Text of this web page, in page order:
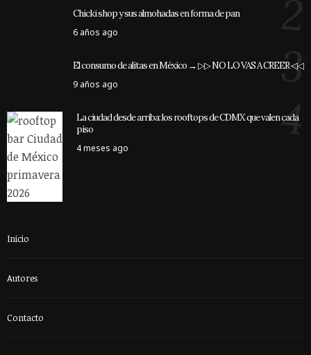
Chicki shop y sus almohadas en forma de pan
6 años ago
El consumo de alitas en México → ▷▷ NO LO VAS A CREER ◁◁
9 años ago
3
La ciudad desde arriba: los rooftops de CDMX que valen cada
piso
4 meses ago
4
Inicio
Autores
Contacto